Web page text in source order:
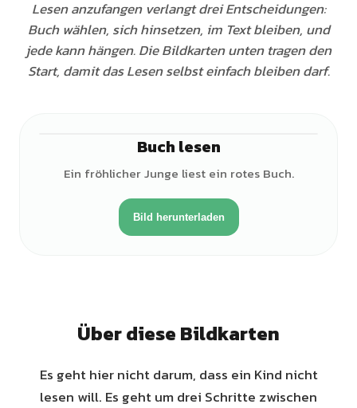
Lesen anzufangen verlangt drei Entscheidungen:
Buch wählen, sich hinsetzen, im Text bleiben, und
jede kann hängen. Die Bildkarten unten tragen den
Start, damit das Lesen selbst einfach bleiben darf.
Buch lesen
Ein fröhlicher Junge liest ein rotes Buch.
Bild herunterladen
Über diese Bildkarten
Es geht hier nicht darum, dass ein Kind nicht
lesen will. Es geht um drei Schritte zwischen